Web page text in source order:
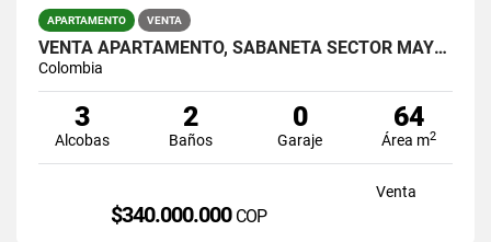
APARTAMENTO VENTA
VENTA APARTAMENTO, SABANETA SECTOR MAYORCA.
Colombia
3
Alcobas
2
Baños
0
Garaje
64
Área m2
Venta
$340.000.000 COP